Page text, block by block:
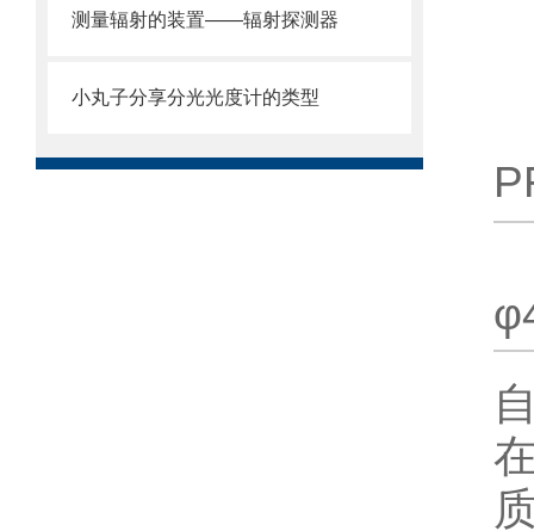
测量辐射的装置——辐射探测器
小丸子分享分光光度计的类型